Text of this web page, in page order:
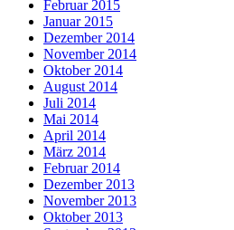
Februar 2015
Januar 2015
Dezember 2014
November 2014
Oktober 2014
August 2014
Juli 2014
Mai 2014
April 2014
März 2014
Februar 2014
Dezember 2013
November 2013
Oktober 2013